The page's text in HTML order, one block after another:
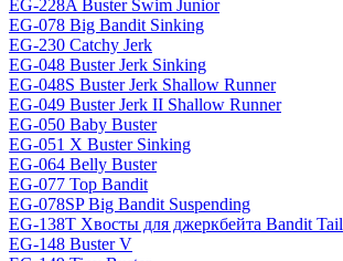
EG-228A Buster Swim Junior
EG-078 Big Bandit Sinking
EG-230 Catchy Jerk
EG-048 Buster Jerk Sinking
EG-048S Buster Jerk Shallow Runner
EG-049 Buster Jerk II Shallow Runner
EG-050 Baby Buster
EG-051 X Buster Sinking
EG-064 Belly Buster
EG-077 Top Bandit
EG-078SP Big Bandit Suspending
EG-138T Хвосты для джеркбейта Bandit Tail
EG-148 Buster V